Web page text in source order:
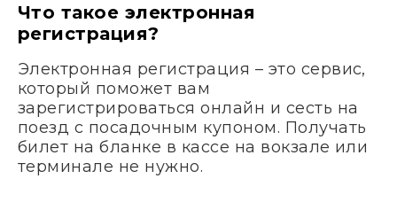
Что такое электронная
регистрация?
Электронная регистрация – это сервис,
который поможет вам
зарегистрироваться онлайн и сесть на
поезд с посадочным купоном. Получать
билет на бланке в кассе на вокзале или
терминале не нужно.